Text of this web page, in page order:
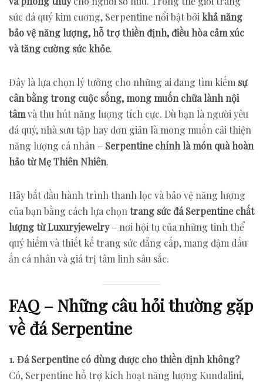
sức đá quý kim cương, Serpentine nổi bật bởi khả năng
bảo vệ năng lượng, hỗ trợ thiền định, điều hòa cảm xúc
và tăng cường sức khỏe.
Đây là lựa chọn lý tưởng cho những ai đang tìm kiếm sự
cân bằng trong cuộc sống, mong muốn chữa lành nội
tâmvà thu hút năng lượng tích cực. Dù bạn là người yêu
đá quý, nhà sưu tập hay đơn giản là mong muốn cải thiện
năng lượng cá nhân – Serpentine chính là món quà hoàn
hảo từ Mẹ Thiên Nhiên.
Hãy bắt đầu hành trình thanh lọc và bảo vệ năng lượng
của bạn bằng cách lựa chọn trang sức đá Serpentine chất
lượng từ Luxuryjewelry– nơi hội tụ của những tinh thể
quý hiếm và thiết kế trang sức đẳng cấp, mang đậm dấu
ấn cá nhân và giá trị tâm linh sâu sắc.
FAQ – Những câu hỏi thường gặp
về đá Serpentine
1. Đá Serpentine có dùng được cho thiền định không?
Có, Serpentine hỗ trợ kích hoạt năng lượng Kundalini,